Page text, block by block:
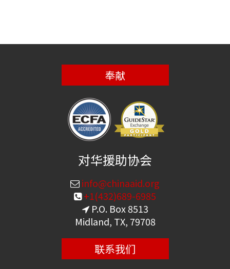
奉献
对华援助协会
info@chinaaid.org
+1(432)689-6985
P.O. Box 8513
Midland, TX, 79708
联系我们